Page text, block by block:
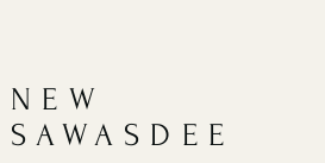
NEW
SAWASDEE